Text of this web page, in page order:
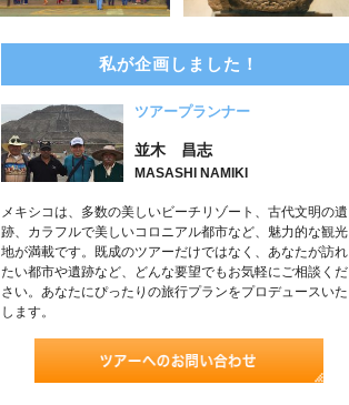
私が企画しました！
ツアープランナー
並木 昌志
MASASHI NAMIKI
メキシコは、多数の美しいビーチリゾート、古代文明の遺
跡、カラフルで美しいコロニアル都市など、魅力的な観光
地が満載です。既成のツアーだけではなく、あなたが訪れ
たい都市や遺跡など、どんな要望でもお気軽にご相談くだ
さい。あなたにぴったりの旅行プランをプロデュースいた
します。